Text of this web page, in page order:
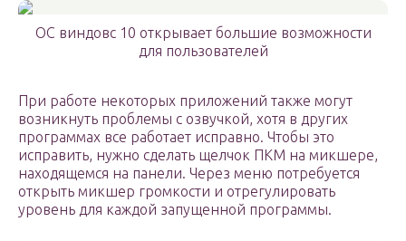
ОС виндовс 10 открывает большие возможности
для пользователей
При работе некоторых приложений также могут
возникнуть проблемы с озвучкой, хотя в других
программах все работает исправно. Чтобы это
исправить, нужно сделать щелчок ПКМ на микшере,
находящемся на панели. Через меню потребуется
открыть микшер громкости и отрегулировать
уровень для каждой запущенной программы.